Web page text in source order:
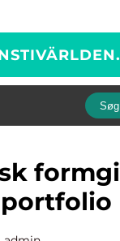
portfolio